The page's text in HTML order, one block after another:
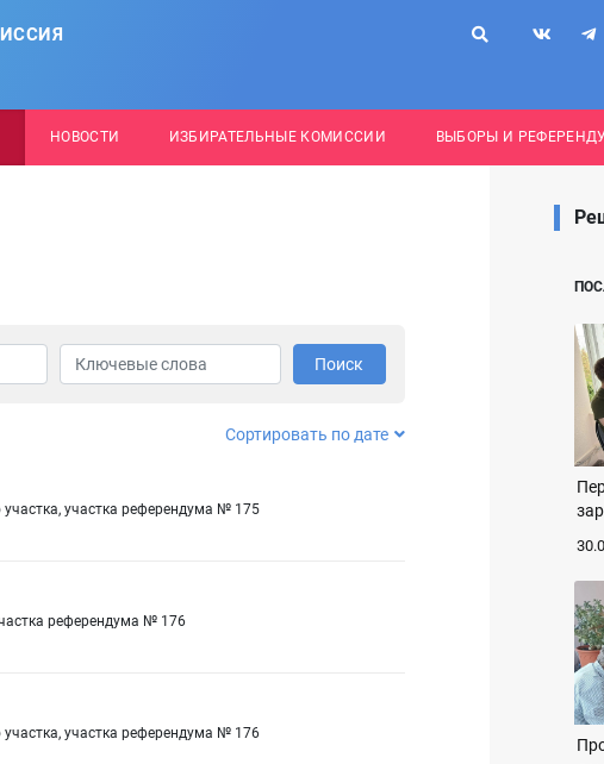
НОВОСТИ ИЗБИРАТЕЛЬНЫЕ КОМИССИИ ВЫБОРЫ И
Поиск
Сортировать по дате
участка референдума № 175
референдума № 176
участка референдума № 176